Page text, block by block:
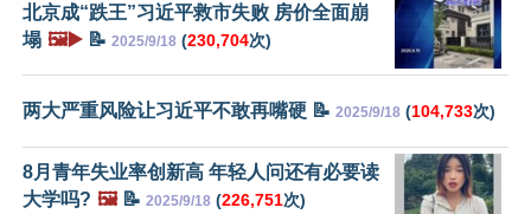
北京成“跌王”习近平救市失败 房价全面崩
塌 🖼️▶️ 📝 2025/9/18 (230,704次)
两大严重风险让习近平不敢再嘴硬 📝 2025/9/18 (104,733次)
8月青年失业率创新高 年轻人问还有必要读
大学吗? 🖼️📝 2025/9/18 (226,751次)